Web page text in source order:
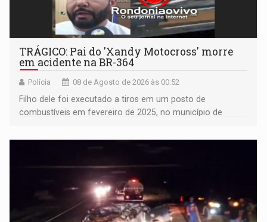
TRÁGICO: Pai do 'Xandy Motocross' morre
em acidente na BR-364
Polícia 08 de Agosto de 2026 às 00:52
Filho dele foi executado a tiros em um posto de
combustíveis em fevereiro de 2025, no município de